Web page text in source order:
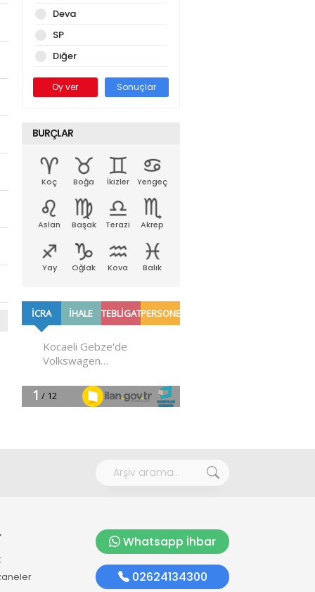
Deva
SP
Diğer
Oy ver Sonuçlar
BURÇLAR
Koç Boğa İkizler Yengeç
Aslan Başak Terazi Akrep
Yay Oğlak Kova Balık
Whatsapp İhbar
02624134300